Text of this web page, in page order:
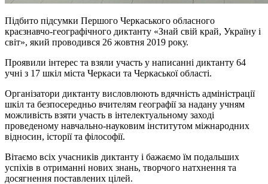
Підбито підсумки Першого Черкаського обласного
краєзнавчо-географічного диктанту «Знай свій край, Україну і
світ», який проводився 26 жовтня 2019 року.
Проявили інтерес та взяли участь у написанні диктанту 64
учні з 17 шкіл міста Черкаси та Черкаської області.
Організатори диктанту висловлюють вдячність адміністрації
шкіл та безпосередньо вчителям географії за надану учням
можливість взяти участь в інтелектуальному заході
проведеному навчально-науковим інститутом міжнародних
відносин, історії та філософії.
Вітаємо всіх учасників диктанту і бажаємо їм подальших
успіхів в отриманні нових знань, творчого натхнення та
досягнення поставлених цілей.